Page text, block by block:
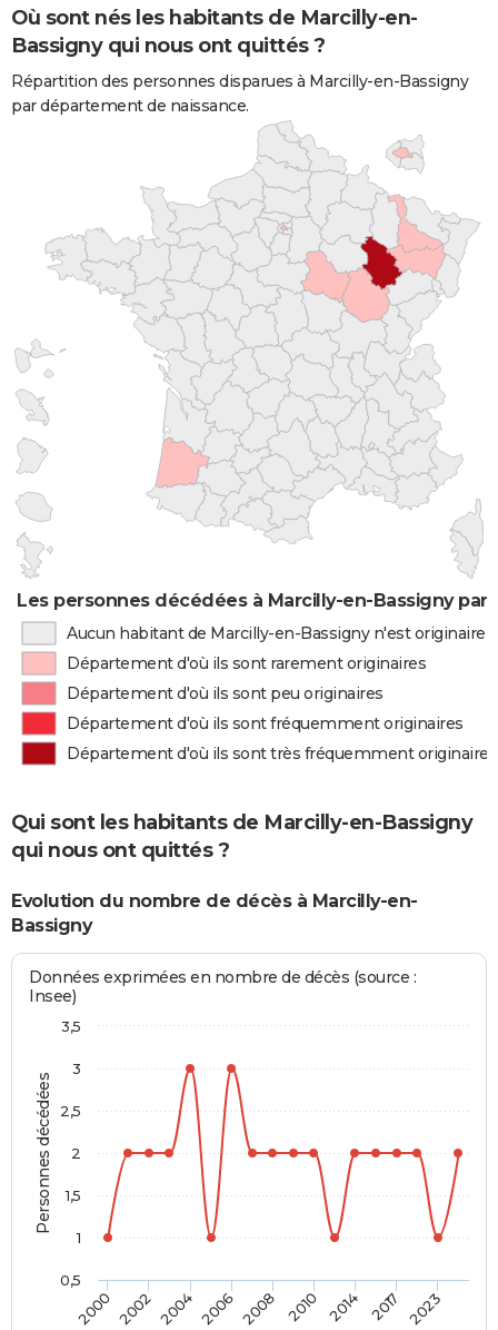
Où sont nés les habitants de Marcilly-en-
Bassigny qui nous ont quittés ?
Répartition des personnes disparues à Marcilly-en-Bassigny
par département de naissance.
Les personnes décédées à Marcilly-en-Bassigny par
Aucun habitant de Marcilly-en-Bassigny n'est originaire
Département d'où ils sont rarement originaires
Département d'où ils sont peu originaires
Département d'où ils sont fréquemment originaires
Département d'où ils sont très fréquemment originaires
Qui sont les habitants de Marcilly-en-Bassigny
qui nous ont quittés ?
Evolution du nombre de décès à Marcilly-en-
Bassigny
Personnes décédées
Données exprimées en nombre de décès (source :
Insee)
2000 2002 2004 2006 2008 2010 2014 2017 2023
0,5
1
1,5
2
2,5
3
3,5